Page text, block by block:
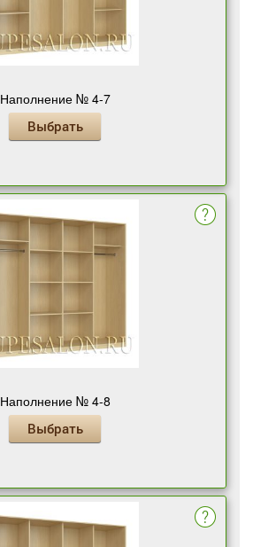
Наполнение № 4-7
Выбрать
Наполнение № 4-8
Выбрать